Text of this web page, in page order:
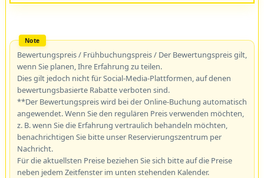
Bewertungspreis / Frühbuchungspreis / Der Bewertungspreis gilt,
wenn Sie planen, Ihre Erfahrung zu teilen.
Dies gilt jedoch nicht für Social-Media-Plattformen, auf denen
bewertungsbasierte Rabatte verboten sind.
**Der Bewertungspreis wird bei der Online-Buchung automatisch
angewendet. Wenn Sie den regulären Preis verwenden möchten,
z. B. wenn Sie die Erfahrung vertraulich behandeln möchten,
benachrichtigen Sie bitte unser Reservierungszentrum per
Nachricht.
Für die aktuellsten Preise beziehen Sie sich bitte auf die Preise
neben jedem Zeitfenster im unten stehenden Kalender.